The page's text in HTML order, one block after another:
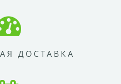
ДОСТАВКА